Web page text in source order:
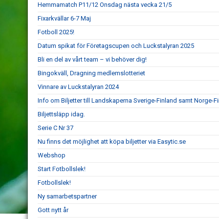
Hemmamatch P11/12 Onsdag nästa vecka 21/5
Fixarkvällar 6-7 Maj
Fotboll 2025!
Datum spikat för Företagscupen och Luckstalyran 2025
Bli en del av vårt team – vi behöver dig!
Bingokväll, Dragning medlemslotteriet
Vinnare av Luckstalyran 2024
Info om Biljetter till Landskaperna Sverige-Finland samt Norge-
Biljettsläpp idag.
Serie C Nr 37
Nu finns det möjlighet att köpa biljetter via Easytic.se
Webshop
Start Fotbollslek!
Fotbollslek!
Ny samarbetspartner
Gott nytt år